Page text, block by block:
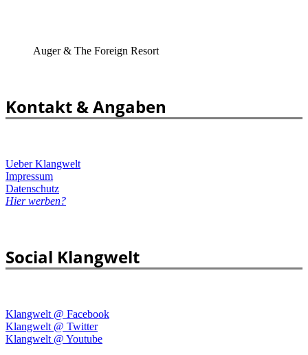
Auger & The Foreign Resort
Kontakt & Angaben
Ueber Klangwelt
Impressum
Datenschutz
Hier werben?
Social Klangwelt
Klangwelt @ Facebook
Klangwelt @ Twitter
Klangwelt @ Youtube